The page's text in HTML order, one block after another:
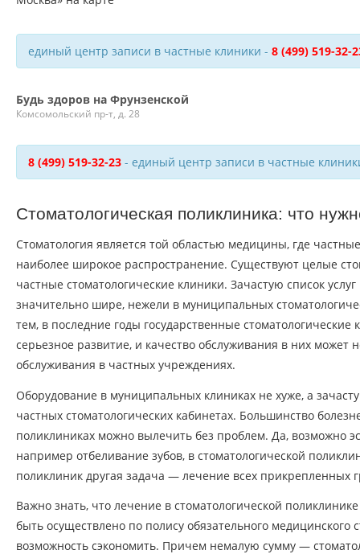
единый центр записи в частные клиники - 8 (499) 519-32-
Будь здоров на Фрунзенской
Комсомольский пр-т, д. 28
8 (499) 519-32-23 - единый центр записи в частные
Стоматологическая поликлиника: что
Стоматология является той областью медицины, где
наиболее широкое распространение. Существуют целые
частные стоматологические клиники. Зачастую список услуг
значительно шире, нежели в муниципальных
тем, в последние годы государственные
серьезное развитие, и качество обслуживания в них может
обслуживания в частных учреждениях.
Оборудование в муниципальных клиниках не хуже, а
частных стоматологических кабинетах. Большинство
поликлиниках можно вылечить без проблем. Да, возможно
например отбеливание зубов, в стоматологической
поликлиник другая задача — лечение всех прикрепленных
Важно знать, что лечение в стоматологической
быть осуществлено по полису обязательного медицинского
возможность сэкономить. Причем немалую сумму —